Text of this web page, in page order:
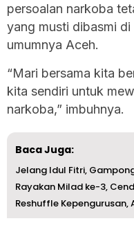
persoalan narkoba
yang musti dibasmi
umumnya Aceh.
“Mari bersama kita
kita sendiri untuk
narkoba,” imbuhnya.
Baca Juga:
Jelang Idul Fitri,
Rayakan Milad ke-3,